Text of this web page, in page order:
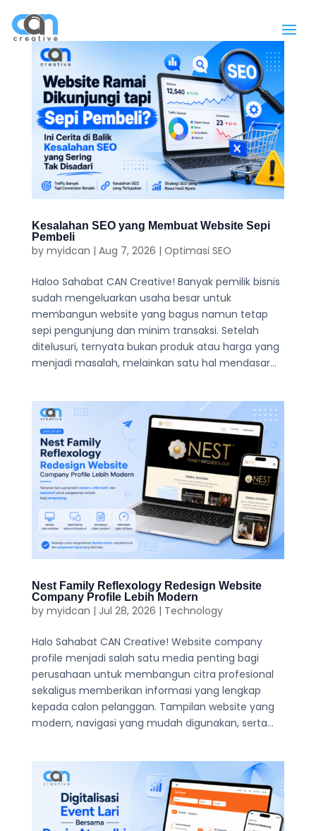
Kesalahan SEO yang Membuat Website Sepi
Pembeli
by myidcan | Aug 7, 2026 | Optimasi SEO
Haloo Sahabat CAN Creative! Banyak pemilik bisnis
sudah mengeluarkan usaha besar untuk
membangun website yang bagus namun tetap
sepi pengunjung dan minim transaksi. Setelah
ditelusuri, ternyata bukan produk atau harga yang
menjadi masalah, melainkan satu hal mendasar...
Nest Family Reflexology Redesign Website
Company Profile Lebih Modern
by myidcan | Jul 28, 2026 | Technology
Halo Sahabat CAN Creative! Website company
profile menjadi salah satu media penting bagi
perusahaan untuk membangun citra profesional
sekaligus memberikan informasi yang lengkap
kepada calon pelanggan. Tampilan website yang
modern, navigasi yang mudah digunakan, serta...